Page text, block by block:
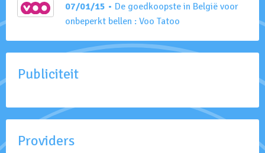
07/01/15 • De goedkoopste in België voor
onbeperkt bellen : Voo Tatoo
Publiciteit
Providers